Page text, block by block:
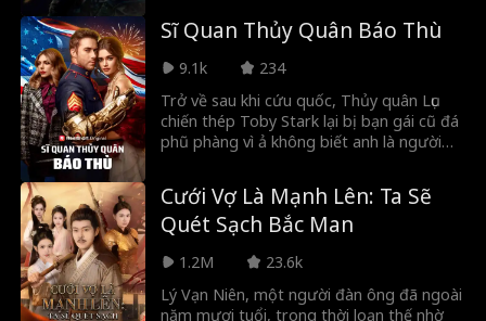
duy nhất để ngăn chặn Thế chiến III...
Nhưng trước tiên, anh phải đối đầu với
những chính trị gia tham nhũng, các tỷ
phú công nghệ tàn độc và cả quá khứ tai
tiếng của chính gia đình mình.
Sĩ Quan Thủy Quân Báo Thù
9.1k
234
Trở về sau khi cứu quốc, Thủy quân Lục
chiến thép Toby Stark lại bị bạn gái cũ đá
phũ phàng vì ả không biết anh là người
ta ra sao?
Cưới Vợ Là Mạnh Lên: Ta Sẽ
Quét Sạch Bắc Man
1.2M
23.6k
Lý Vạn Niên, một người đàn ông đã ngoài
năm mươi tuổi, trong thời loạn thế nhờ